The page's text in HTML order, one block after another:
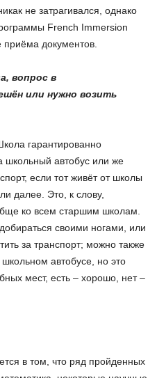
не затрагивался, однако
French Immersion
документов.
вопрос в
или нужно возить
гарантированно
школьный автобус или же
если тот живёт от школы
далее. Это, к слову,
ко всем старшим школам.
своими ногами, или
за транспорт; можно также
автобусе, но это
мест, есть – хорошо, нет –
в том, что ряд пройденных